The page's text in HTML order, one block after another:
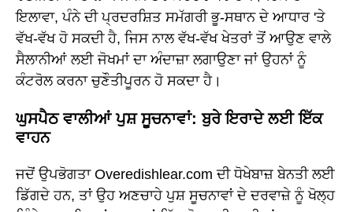
ਇਲਾਵਾ, ਪੰਨੇ ਦੀ ਪ੍ਰਦਰਸ਼ਿਤ ਸਮੱਗਰੀ ਭੂ-ਸਥਾਨ ਦੇ ਆਧਾਰ 'ਤੇ
ਵੱਖ-ਵੱਖ ਹੋ ਸਕਦੀ ਹੈ, ਜਿਸ ਨਾਲ ਵੱਖ-ਵੱਖ ਖੇਤਰਾਂ ਤੋਂ ਆਉਣ ਵਾਲੇ
ਸੈਲਾਨੀਆਂ ਲਈ ਜੋਖਮਾਂ ਦਾ ਅੰਦਾਜ਼ਾ ਲਗਾਉਣਾ ਜਾਂ ਉਹਨਾਂ ਨੂੰ
ਕੰਟਰੋਲ ਕਰਨਾ ਚੁਣੌਤੀਪੂਰਨ ਹੋ ਸਕਦਾ ਹੈ।
ਘੁਸਪੈਠ ਵਾਲੀਆਂ ਪੁਸ਼ ਸੂਚਨਾਵਾਂ: ਬੁਰੇ ਇਰਾਦੇ ਲਈ ਇੱਕ
ਵਾਹਨ
ਜਦੋਂ ਉਪਭੋਗਤਾ Overedishlear.com ਦੀ ਧੋਖੇਬਾਜ਼ ਬੇਨਤੀ ਲਈ
ਡਿੱਗਦੇ ਹਨ, ਤਾਂ ਉਹ ਅਣਚਾਹੇ ਪੁਸ਼ ਸੂਚਨਾਵਾਂ ਦੇ ਦਰਵਾਜ਼ੇ ਨੂੰ ਖੋਲ੍ਹ